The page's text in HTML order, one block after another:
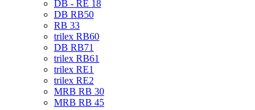
DB - RE 18
DB RB50
RB 33
trilex RB60
DB RB71
trilex RB61
trilex RE1
trilex RE2
MRB RB 30
MRB RB 45